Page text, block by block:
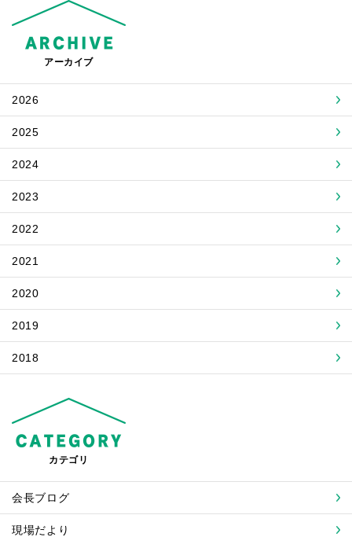
アーカイブ
2026
2025
2024
2023
2022
2021
2020
2019
2018
カテゴリ
会長ブログ
現場だより